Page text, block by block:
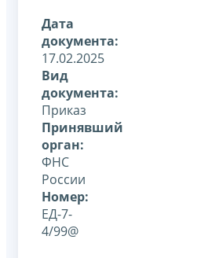
Дата
документа:
17.02.2025
Вид
документа:
Приказ
Принявший
орган:
ФНС
России
Номер:
ЕД-7-
4/99@